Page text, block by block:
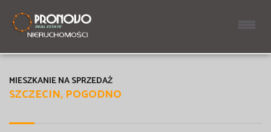
SZCZECIN, POGODNO
MIESZKANIE NA SPRZEDAŻ